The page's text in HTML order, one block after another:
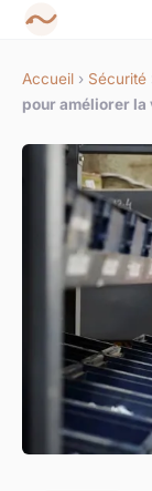
Accueil › Sécurité
pour améliorer